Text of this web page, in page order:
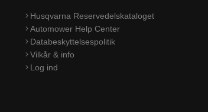
Husqvarna Reservedelskataloget
Automower Help Center
Databeskyttelsespolitik
Vilkår & info
Log ind